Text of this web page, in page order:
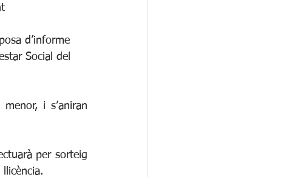
d’informe
Social del
i s’aniran
per sorteig